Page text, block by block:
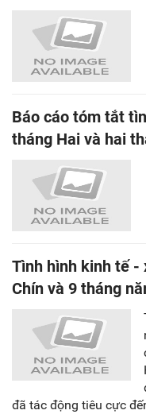
Báo cáo tóm tắt
tháng Hai và hai
Tình hình kinh tế -
Chín và 9 tháng
đã tác động tiêu cực